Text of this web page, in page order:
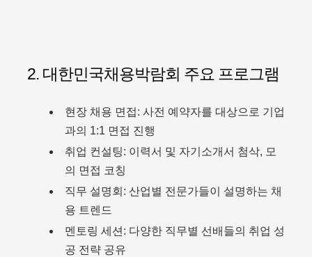
2. 대한민국채용박람회 주요 프로그램
현장 채용 면접: 사전 예약자를 대상으로 기업
과의 1:1 면접 진행
취업 컨설팅: 이력서 및 자기소개서 첨삭, 모
의 면접 코칭
직무 설명회: 산업별 전문가들이 설명하는 채
용 트렌드
멘토링 세션: 다양한 직무별 선배들의 취업 성
공 전략 공유